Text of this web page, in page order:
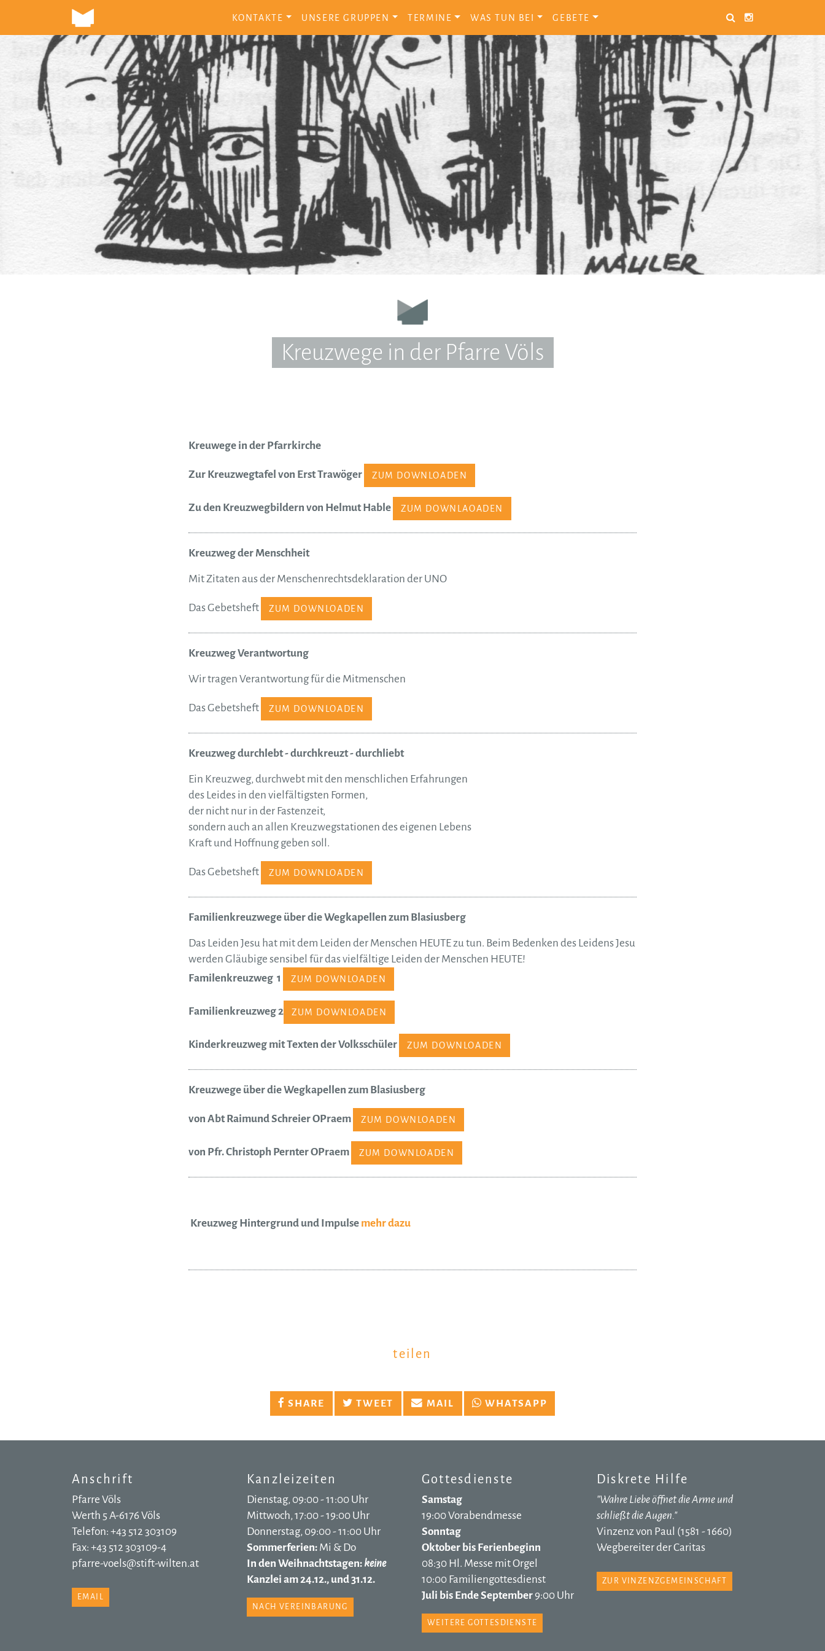
KONTAKTE UNSERE GRUPPEN TERMINE WAS TUN BEI GEBETE
Kreuzwege in der Pfarre Völs
Kreuwege in der Pfarrkirche
Zur Kreuzwegtafel von Erst Trawöger ZUM DOWNLOADEN
Zu den Kreuzwegbildern von Helmut Hable ZUM DOWNLAOADEN
Kreuzweg der Menschheit
Mit Zitaten aus der Menschenrechtsdeklaration der UNO
Das Gebetsheft ZUM DOWNLOADEN
Kreuzweg Verantwortung
Wir tragen Verantwortung für die Mitmenschen
Das Gebetsheft ZUM DOWNLOADEN
Kreuzweg durchlebt - durchkreuzt - durchliebt
Ein Kreuzweg, durchwebt mit den menschlichen Erfahrungen
des Leides in den vielfältigsten Formen,
der nicht nur in der Fastenzeit,
sondern auch an allen Kreuzwegstationen des eigenen Lebens
Kraft und Hoffnung geben soll.
Das Gebetsheft ZUM DOWNLOADEN
Familienkreuzwege über die Wegkapellen zum Blasiusberg
Das Leiden Jesu hat mit dem Leiden der Menschen HEUTE zu tun. Beim Bedenken des Leidens Jesu
werden Gläubige sensibel für das vielfältige Leiden der Menschen HEUTE!
Familenkreuzweg 1
ZUM DOWNLOADEN
Familienkreuzweg 2 ZUM DOWNLOADEN
Kinderkreuzweg mit Texten der Volksschüler ZUM DOWNLOADEN
Kreuzwege über die Wegkapellen zum Blasiusberg
von Abt Raimund Schreier OPraem ZUM DOWNLOADEN
von Pfr. Christoph Pernter OPraem ZUM DOWNLOADEN
Kreuzweg Hintergrund und Impulse mehr dazu
teilen
SHARE TWEET MAIL WHATSAPP
Anschrift
Pfarre Völs
Werth 5 A-6176 Völs
Telefon: +43 512 303109
Fax: +43 512 303109-4
pfarre-voels@stift-wilten.at
EMAIL
Kanzleizeiten
Dienstag, 09:00 - 11:00 Uhr
Mittwoch, 17:00 - 19:00 Uhr
Donnerstag, 09:00 - 11:00 Uhr
Sommerferien: Mi & Do
In den Weihnachtstagen: keine
Kanzlei am 24.12., und 31.12.
NACH VEREINBARUNG
Gottesdienste
Samstag
19:00 Vorabendmesse
Sonntag
Oktober bis Ferienbeginn
08:30 Hl. Messe mit Orgel
10:00 Familiengottesdienst
Juli bis Ende September 9:00 Uhr
WEITERE GOTTESDIENSTE
Diskrete Hilfe
"Wahre Liebe öffnet die Arme und
schließt die Augen."
Vinzenz von Paul (1581 - 1660)
Wegbereiter der Caritas
ZUR VINZENZGEMEINSCHAFT